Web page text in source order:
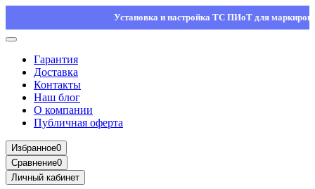
Установка и настройка ТС ПИоТ для маркировки —
Гарантия
Доставка
Контакты
Наш блог
О компании
Публичная оферта
Избранное0
Сравнение0
Личный кабинет